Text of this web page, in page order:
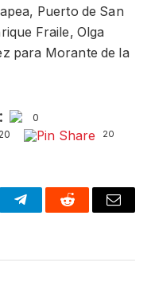
Puerto de San
Fraile, Olga
para Morante de la
0
20 20
TelegramReddit Email